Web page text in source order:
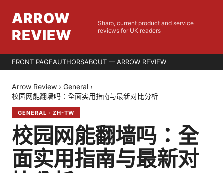
ARROW
REVIEW
Sharp, current product and service
reviews for UK readers
FRONT PAGEAUTHORSABOUT — ARROW REVIEW
Arrow Review › General ›
校园网能翻墙吗：全面实用指南与最新对比分析
GENERAL · ZH-TW
校园网能翻墙吗：全
面实用指南与最新对